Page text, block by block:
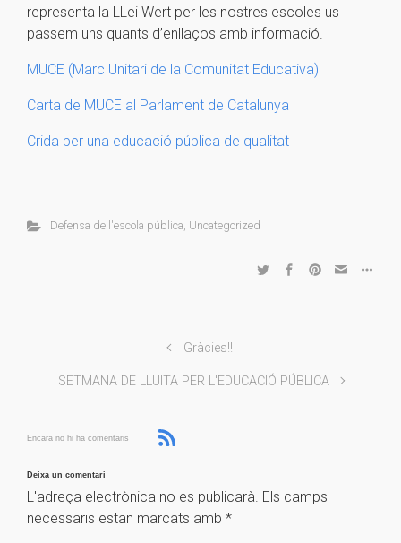
representa la LLei Wert per les nostres escoles us
passem uns quants d’enllaços amb informació.
MUCE (Marc Unitari de la Comunitat Educativa)
Carta de MUCE al Parlament de Catalunya
Crida per una educació pública de qualitat
Defensa de l'escola pública, Uncategorized
Gràcies!!
SETMANA DE LLUITA PER L'EDUCACIÓ PÚBLICA
Encara no hi ha comentaris
Deixa un comentari
L'adreça electrònica no es publicarà. Els camps
necessaris estan marcats amb *